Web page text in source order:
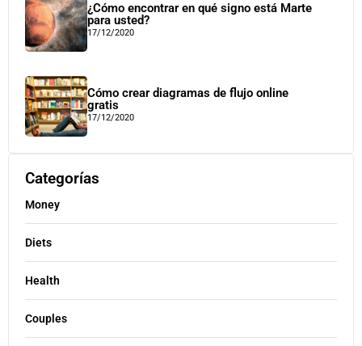
¿Cómo encontrar en qué signo está Marte
para usted?
17/12/2020
Cómo crear diagramas de flujo online
gratis
17/12/2020
Categorías
Money
Diets
Health
Couples